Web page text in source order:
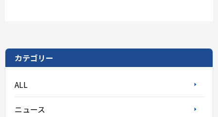
カテゴリー
ALL
ニュース